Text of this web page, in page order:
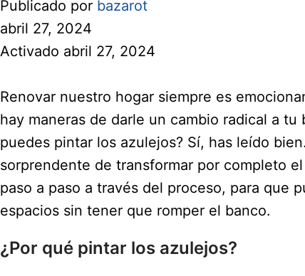
Publicado por bazarot
abril 27, 2024
Activado abril 27, 2024
Renovar nuestro hogar siempre es
hay maneras de darle un cambio radical a
puedes pintar los azulejos? Sí, has leído
sorprendente de transformar por completo
paso a paso a través del proceso, para que
espacios sin tener que romper el banco.
¿Por qué pintar los azulejos?